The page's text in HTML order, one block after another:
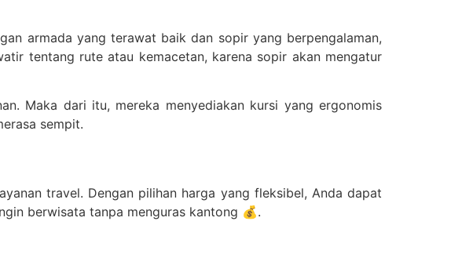
armada yang terawat baik dan sopir yang berpengalaman,
tentang rute atau kemacetan, karena sopir akan mengatur
Maka dari itu, mereka menyediakan kursi yang ergonomis
sempit.
travel. Dengan pilihan harga yang fleksibel, Anda dapat
berwisata tanpa menguras kantong 💰.